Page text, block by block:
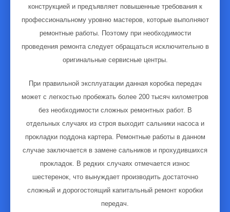
конструкцией и предъявляет повышенные требования к
профессиональному уровню мастеров, которые выполняют
ремонтные работы. Поэтому при необходимости
проведения ремонта следует обращаться исключительно в
оригинальные сервисные центры.
При правильной эксплуатации данная коробка передач
может с легкостью пробежать более 200 тысяч километров
без необходимости сложных ремонтных работ. В
отдельных случаях из строя выходит сальники насоса и
прокладки поддона картера. Ремонтные работы в данном
случае заключается в замене сальников и прохудившихся
прокладок. В редких случаях отмечается износ
шестеренок, что вынуждает производить достаточно
сложный и дорогостоящий капитальный ремонт коробки
передач.